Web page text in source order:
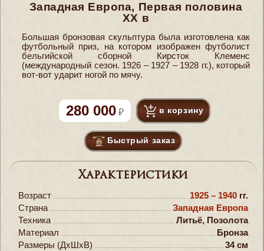
Западная Европа, Первая половина
ХХ в
Большая бронзовая скульптура была изготовлена как
футбольный приз, на котором изображен футболист
бельгийской сборной Кирсток Клеменс
(международный сезон. 1926 – 1927 – 1928 гг.), который
вот-вот ударит ногой по мячу.
280 000 в корзину
Быстрый заказ
Характеристики
Возраст 1925 – 1940 гг.
Страна
Западная Европа
Техника
Литьё, Позолота
Материал
Бронза
Размеры (ДxШxВ)
34 см